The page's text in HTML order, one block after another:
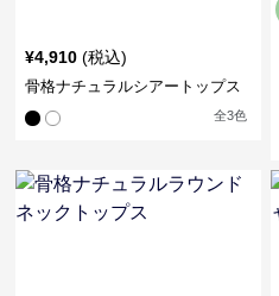
¥4,910 (税込)
骨格ナチュラルシアートップス
全3色